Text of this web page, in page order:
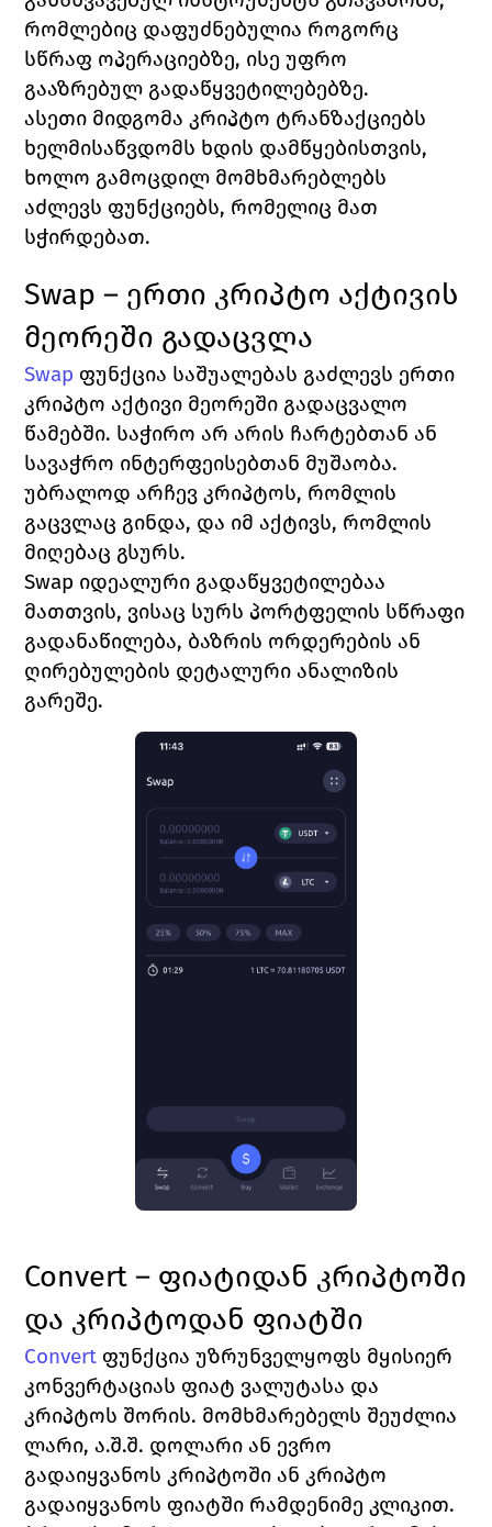
რომლებიც დაფუძნებულია როგორც
სწრაფ ოპერაციებზე, ისე უფრო
გააზრებულ გადაწყვეტილებებზე.
ასეთი მიდგომა კრიპტო ტრანზაქციებს
ხელმისაწვდომს ხდის დამწყებისთვის,
ხოლო გამოცდილ მომხმარებლებს
აძლევს ფუნქციებს, რომელიც მათ
სჭირდებათ.
Swap – ერთი კრიპტო აქტივის
მეორეში გადაცვლა
Swap ფუნქცია საშუალებას გაძლევს ერთი
კრიპტო აქტივი მეორეში გადაცვალო
წამებში. საჭირო არ არის ჩარტებთან ან
სავაჭრო ინტერფეისებთან მუშაობა.
უბრალოდ არჩევ კრიპტოს, რომლის
გაცვლაც გინდა, და იმ აქტივს, რომლის
მიღებაც გსურს.
Swap იდეალური გადაწყვეტილებაა
მათთვის, ვისაც სურს პორტფელის სწრაფი
გადანაწილება, ბაზრის ორდერების ან
ღირებულების დეტალური ანალიზის
გარეშე.
Convert – ფიატიდან კრიპტოში
და კრიპტოდან ფიატში
Convert ფუნქცია უზრუნველყოფს მყისიერ
კონვერტაციას ფიატ ვალუტასა და
კრიპტოს შორის. მომხმარებელს შეუძლია
ლარი, ა.შ.შ. დოლარი ან ევრო
გადაიყვანოს კრიპტოში ან კრიპტო
გადაიყვანოს ფიატში რამდენიმე კლიკით.